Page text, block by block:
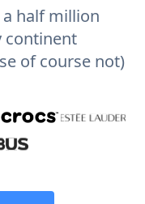
a half million
continent
of course not)